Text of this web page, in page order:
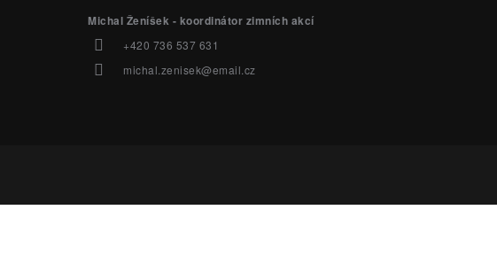
Michal Ženíšek - koordinátor zimních akcí
+420 736 537 631
michal.zenisek@email.cz